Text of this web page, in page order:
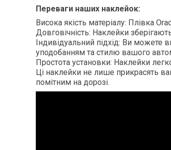
Переваги наших наклейок:
Висока якість матеріалу: Плівка
Довговічність: Наклейки
Індивідуальний підхід: Ви можете
уподобанням та стилю вашого
Простота установки: Наклейки
Ці наклейки не лише прикрасять
помітним на дорозі.